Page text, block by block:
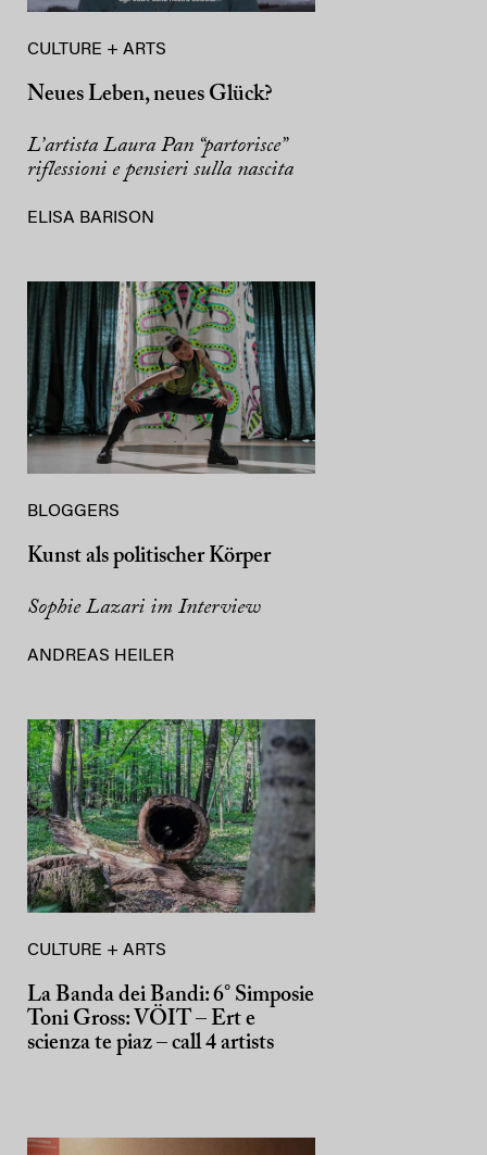
CULTURE + ARTS
Neues Leben, neues Glück?
L’artista Laura Pan “partorisce”
riflessioni e pensieri sulla nascita
ELISA BARISON
BLOGGERS
Kunst als politischer Körper
Sophie Lazari im Interview
ANDREAS HEILER
CULTURE + ARTS
La Banda dei Bandi: 6° Simposie
Toni Gross: VÖIT – Ert e
scienza te piaz – call 4 artists